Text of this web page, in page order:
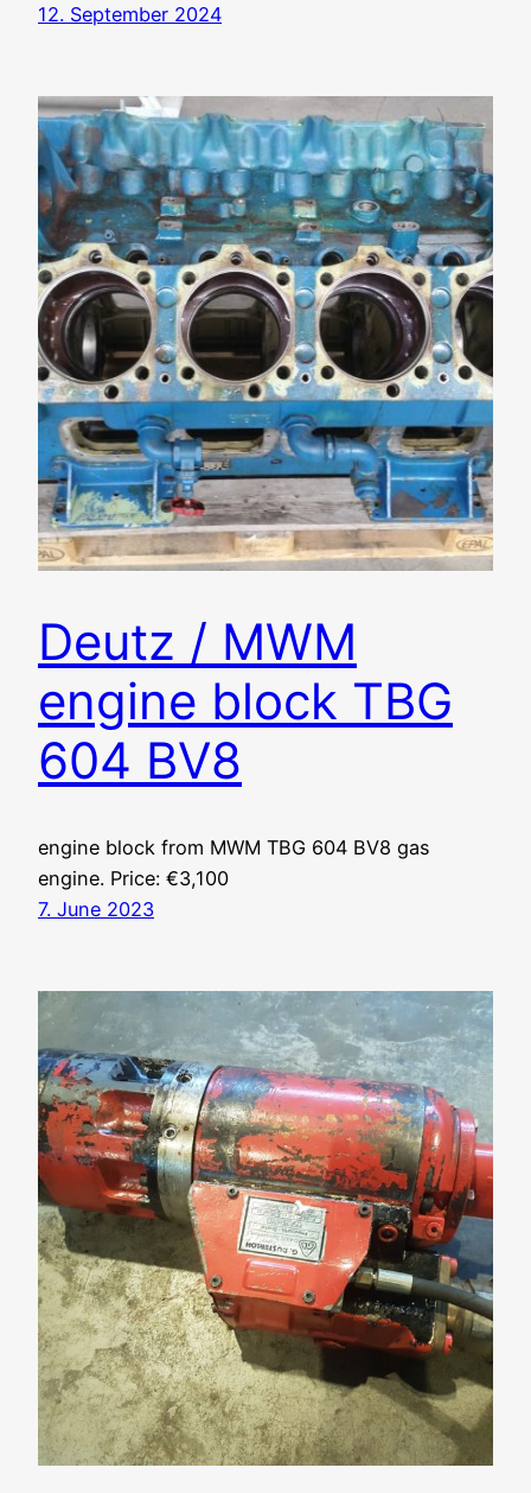
12. September 2024
Deutz / MWM
engine block TBG
604 BV8
engine block from MWM TBG 604 BV8 gas
engine. Price: €3,100
7. June 2023